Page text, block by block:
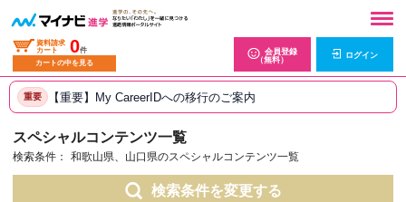
資料請求
カート
0件
カートの中を見る
会員登録
（無料）
ログイン
重要 【重要】My CareerIDへの移行のご案内
スペシャルコンテンツ一覧
検索条件： 和歌山県、山口県のスペシャルコンテンツ一覧
検索条件を変更する